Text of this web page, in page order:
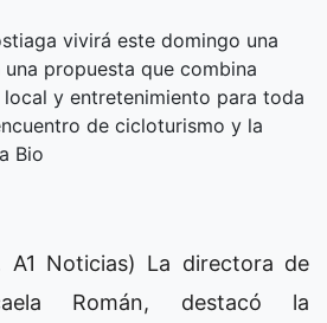
vivirá este domingo una
propuesta que combina
y entretenimiento para toda
de cicloturismo y la
Bio
A1 Noticias) La directora de
Román, destacó la